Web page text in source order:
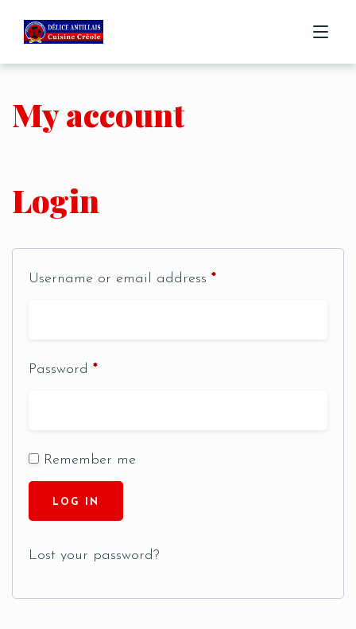
ACCUEIL
CONTACT
My account
Login
Username or email address *
Password *
Remember me
LOG IN
Lost your password?
Table Reservation